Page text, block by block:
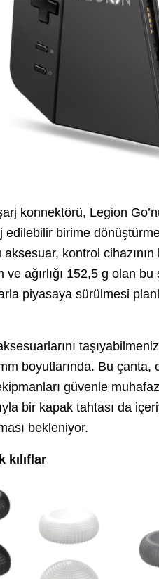
konnektörü, Legion
edilebilir birime
kontrol cihazının
ağırlığı 152,5 g olan
piyasaya sürülmesi
boyutlarında. Bu çanta,
güvenle
bir kapak tahtası da
bekleniyor.
kılıflar